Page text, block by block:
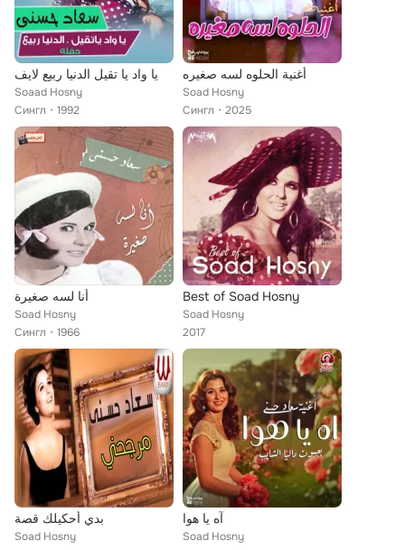
يا واد يا تقيل الدنيا ربيع لايف
Soaad Hosny
Сингл
1992
أغنية الحلوه لسه صغيره
Soad Hosny
Сингл
2025
أنا لسه صغيرة
Soad Hosny
Сингл
1966
Best of Soad Hosny
Soad Hosny
2017
بدي أحكيلك قصة
Soad Hosny
آه يا هوا
Soad Hosny